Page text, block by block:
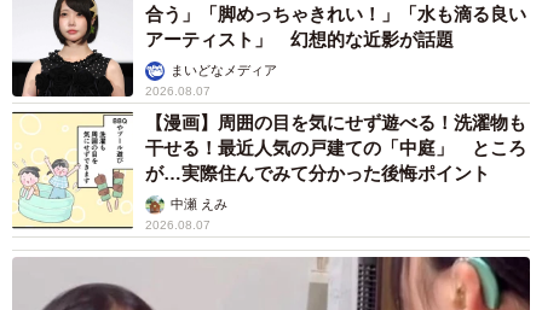
合う」「脚めっちゃきれい！」「水も滴る良い
アーティスト」 幻想的な近影が話題
まいどなメディア
2026.08.07
【漫画】周囲の目を気にせず遊べる！洗濯物も
干せる！最近人気の戸建ての「中庭」 ところ
が…実際住んでみて分かった後悔ポイント
中瀬 えみ
2026.08.07